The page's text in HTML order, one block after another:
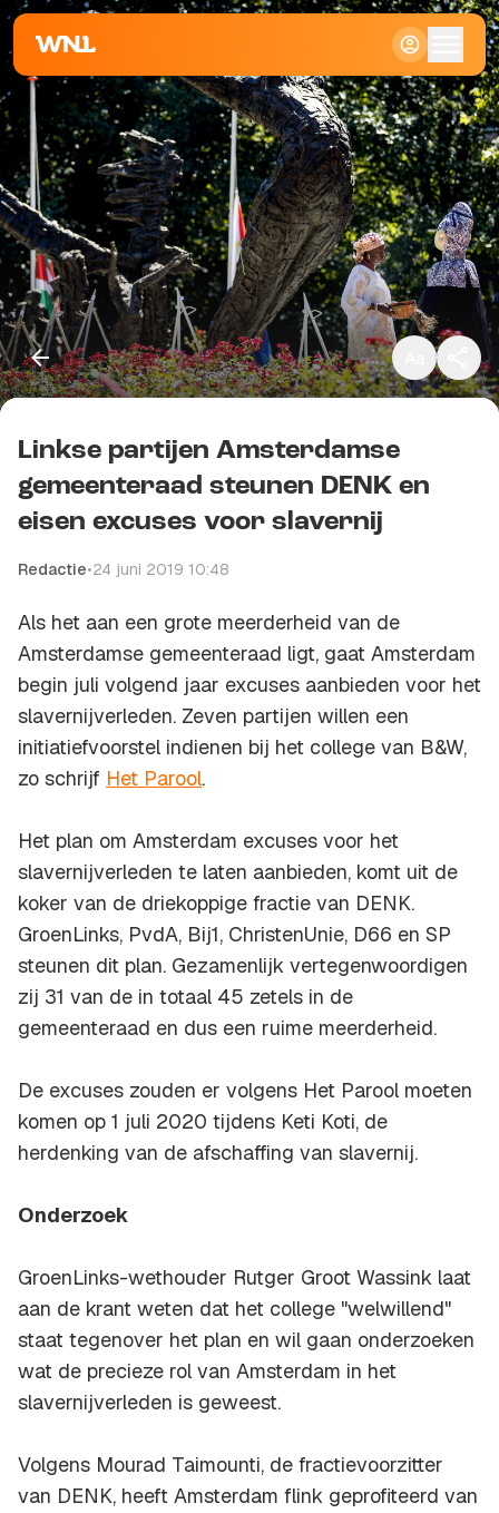
Klein
Standaard
Groot
Kopieer link
Linkse partijen Amsterdamse
gemeenteraad steunen DENK en
eisen excuses voor slavernij
Redactie•24 juni 2019 10:48
Als het aan een grote meerderheid van de
Amsterdamse gemeenteraad ligt, gaat Amsterdam
begin juli volgend jaar excuses aanbieden voor het
slavernijverleden. Zeven partijen willen een
initiatiefvoorstel indienen bij het college van B&W,
zo schrijf Het Parool.
Het plan om Amsterdam excuses voor het
slavernijverleden te laten aanbieden, komt uit de
koker van de driekoppige fractie van DENK.
GroenLinks, PvdA, Bij1, ChristenUnie, D66 en SP
steunen dit plan. Gezamenlijk vertegenwoordigen
zij 31 van de in totaal 45 zetels in de
gemeenteraad en dus een ruime meerderheid.
De excuses zouden er volgens Het Parool moeten
komen op 1 juli 2020 tijdens Keti Koti, de
herdenking van de afschaffing van slavernij.
Onderzoek
GroenLinks-wethouder Rutger Groot Wassink laat
aan de krant weten dat het college "welwillend"
staat tegenover het plan en wil gaan onderzoeken
wat de precieze rol van Amsterdam in het
slavernijverleden is geweest.
Volgens Mourad Taimounti, de fractievoorzitter
van DENK, heeft Amsterdam flink geprofiteerd van